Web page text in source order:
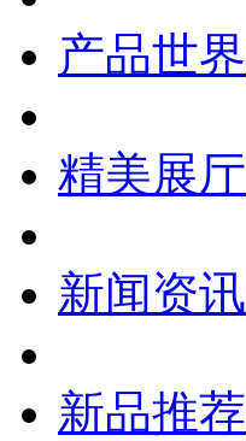
产品世界
精美展厅
新闻资讯
新品推荐